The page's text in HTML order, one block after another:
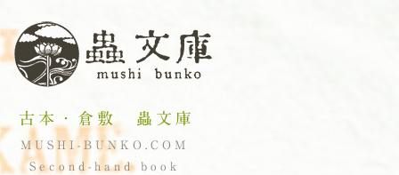
古本・倉敷 蟲文庫
MUSHI-BUNKO.COM
Second-hand book